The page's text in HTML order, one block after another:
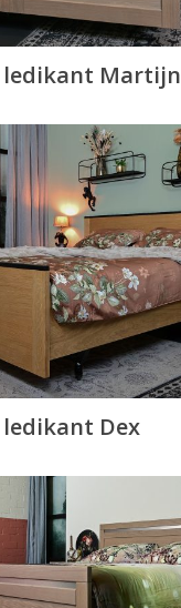
ledikant Martijn
Dex